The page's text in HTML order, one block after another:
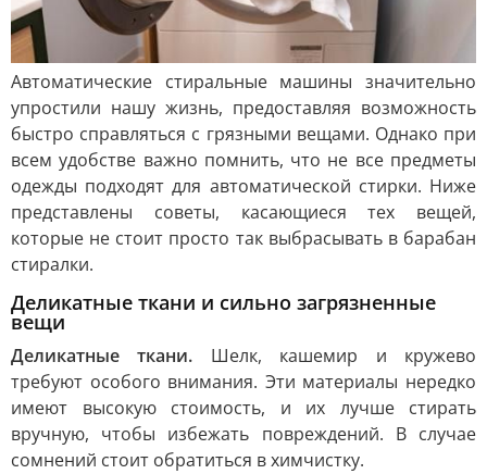
Автоматические стиральные машины значительно
упростили нашу жизнь, предоставляя возможность
быстро справляться с грязными вещами. Однако при
всем удобстве важно помнить, что не все предметы
одежды подходят для автоматической стирки. Ниже
представлены советы, касающиеся тех вещей,
которые не стоит просто так выбрасывать в барабан
стиралки.
Деликатные ткани и сильно загрязненные
вещи
Деликатные ткани. Шелк, кашемир и кружево
требуют особого внимания. Эти материалы нередко
имеют высокую стоимость, и их лучше стирать
вручную, чтобы избежать повреждений. В случае
сомнений стоит обратиться в химчистку.